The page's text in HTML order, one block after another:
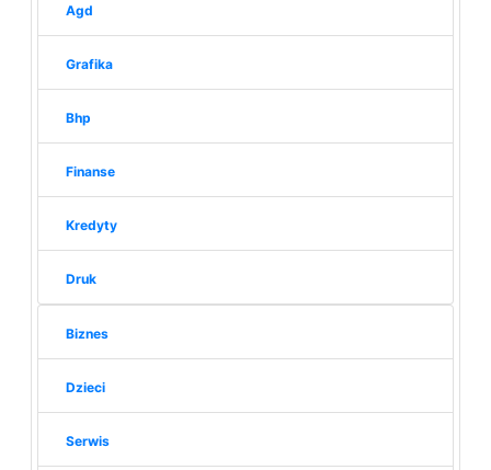
Agd
Grafika
Bhp
Finanse
Kredyty
Druk
Biznes
Dzieci
Serwis